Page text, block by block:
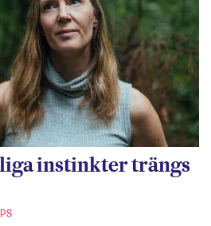
instinkter trängs